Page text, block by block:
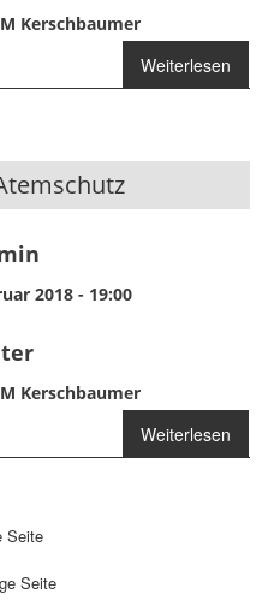
Kerschbaumer
Weiterlesen
über Schulung
Atemschutz
2018 - 19:00
Kerschbaumer
Weiterlesen
über Schulung
Atemschutz
Seite
Seite